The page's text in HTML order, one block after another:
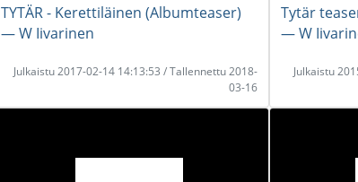
TYTÄR - Kerettiläinen (Albumteaser)
― W Iivarinen
Julkaistu 2017-02-14 14:13:53 / Tallennettu 2018-
03-16
Tytär
― W
Julkaistu